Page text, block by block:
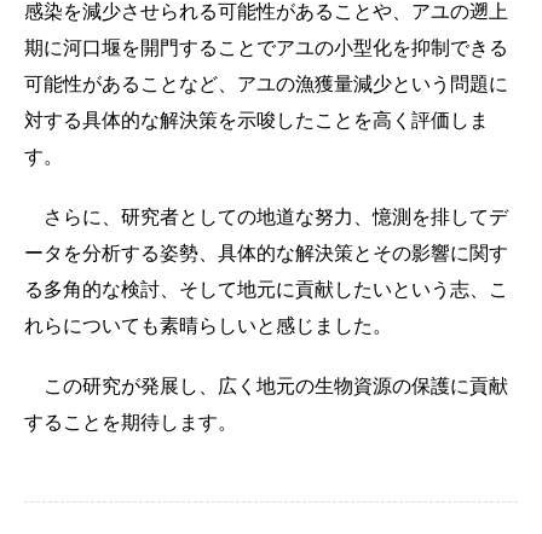
感染を減少させられる可能性があることや、アユの遡上
期に河口堰を開門することでアユの小型化を抑制できる
可能性があることなど、アユの漁獲量減少という問題に
対する具体的な解決策を示唆したことを高く評価しま
す。
さらに、研究者としての地道な努力、憶測を排してデ
ータを分析する姿勢、具体的な解決策とその影響に関す
る多角的な検討、そして地元に貢献したいという志、こ
れらについても素晴らしいと感じました。
この研究が発展し、広く地元の生物資源の保護に貢献
することを期待します。